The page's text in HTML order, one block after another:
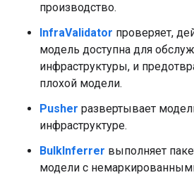
производство.
InfraValidator проверяет,
модель доступна для
инфраструктуры, и
плохой модели.
Pusher развертывает
инфраструктуре.
BulkInferrer выполняет
модели с